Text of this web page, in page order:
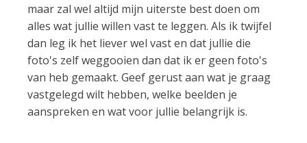
maar zal wel altijd mijn uiterste best doen om
alles wat jullie willen vast te leggen. Als ik twijfel
dan leg ik het liever wel vast en dat jullie die
foto's zelf weggooien dan dat ik er geen foto's
van heb gemaakt. Geef gerust aan wat je graag
vastgelegd wilt hebben, welke beelden je
aanspreken en wat voor jullie belangrijk is.